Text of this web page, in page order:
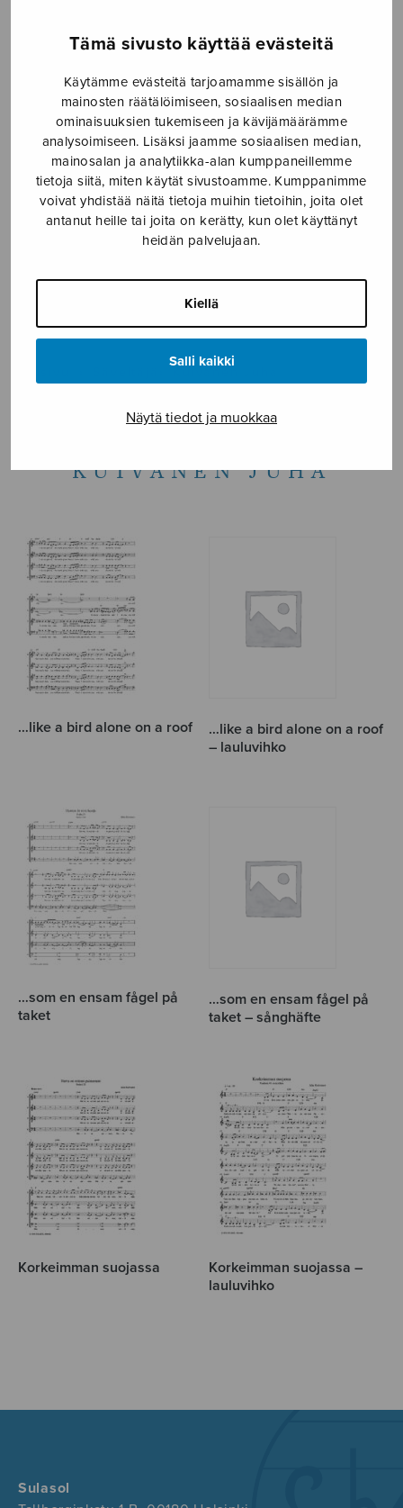
Tämä sivusto käyttää evästeitä
Käytämme evästeitä tarjoamamme sisällön ja
mainosten räätälöimiseen, sosiaalisen median
ominaisuuksien tukemiseen ja kävijämäärämme
analysoimiseen. Lisäksi jaamme sosiaalisen median,
mainosalan ja analytiikka-alan kumppaneillemme
tietoja siitä, miten käytät sivustoamme. Kumppanimme
voivat yhdistää näitä tietoja muihin tietoihin, joita olet
antanut heille tai joita on kerätty, kun olet käyttänyt
heidän palvelujaan.
Kiellä
Salli kaikki
Näytä tiedot ja muokkaa
Sulasol nuottikauppa
Myymälä avoinna
ma–pe klo 10–16 tai sopimuksen mukaan
Tallberginkatu 1 B, 1,5 krs.
00180 Helsinki
myynti@sulasol.fi
puh. 050 305 6502
NÄYTÄ KARTALLA
KUIVANEN JUHA
…like a bird alone on a roof
…like a bird alone on a roof
– lauluvihko
…som en ensam fågel på
taket
…som en ensam fågel på
taket – sånghäfte
Korkeimman suojassa
Korkeimman suojassa –
lauluvihko
Sulasol